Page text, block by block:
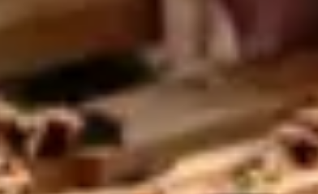
« L’apiculture est un
métier que l’on ne